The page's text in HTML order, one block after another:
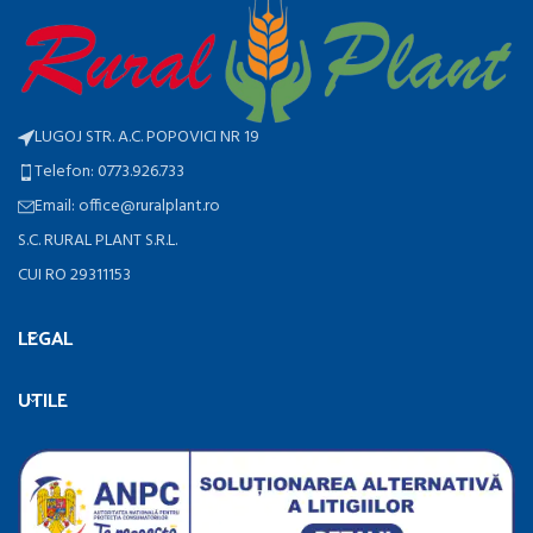
LUGOJ STR. A.C. POPOVICI NR 19
Telefon: 0773.926.733
Email: office@ruralplant.ro
S.C. RURAL PLANT S.R.L.
CUI RO 29311153
LEGAL
UTILE